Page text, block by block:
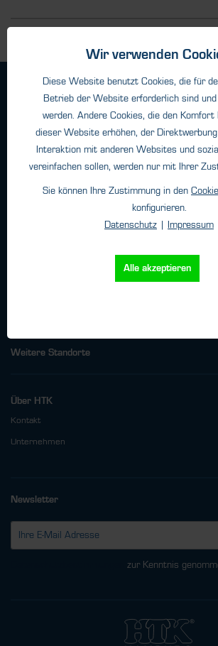
Geschäftsbedingungen
Datenschutz
Impressum
Telefon: +49 (0)40 - 600 38 38 - 0
Weitere Standorte
Über HTK
Kontakt
Unternehmen
Newsletter
zur Kenntnis
Wir verwenden
Diese Website benutzt Cookies, die für
Betrieb der Website erforderlich sind
werden. Andere Cookies, die den Komfort
dieser Website erhöhen, der
Interaktion mit anderen Websites und
vereinfachen sollen, werden nur mit Ihrer
Sie können Ihre Zustimmung in den
konfigurieren.
Datenschutz
Impressum
Alle akzeptieren